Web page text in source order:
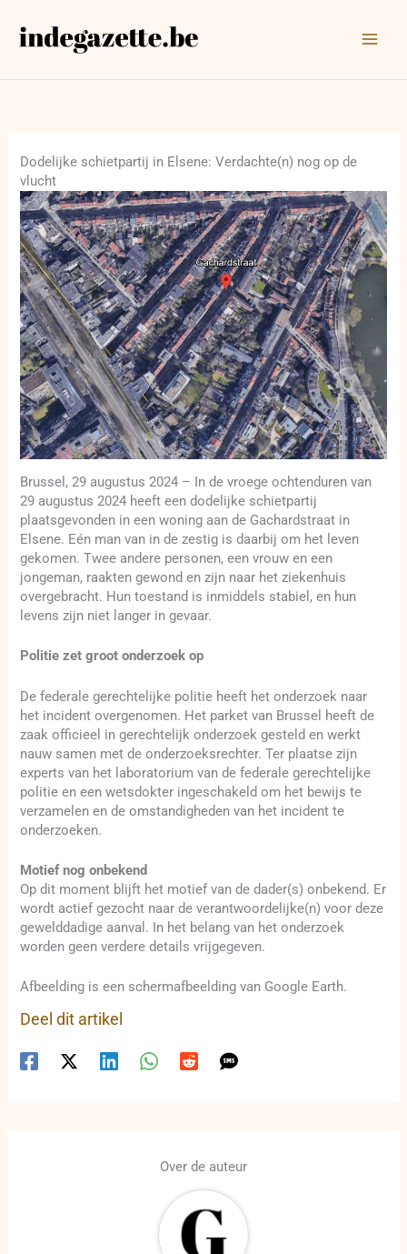
naar
Dodelijke schietpartij in Elsene: Verdachte(n) nog op de
vlucht
Brussel, 29 augustus 2024 – In de vroege ochtenduren van
29 augustus 2024 heeft een dodelijke schietpartij
plaatsgevonden in een woning aan de Gachardstraat in
Elsene. Eén man van in de zestig is daarbij om het leven
gekomen. Twee andere personen, een vrouw en een
jongeman, raakten gewond en zijn naar het ziekenhuis
overgebracht. Hun toestand is inmiddels stabiel, en hun
levens zijn niet langer in gevaar.
Politie zet groot onderzoek op
De federale gerechtelijke politie heeft het onderzoek naar
het incident overgenomen. Het parket van Brussel heeft de
zaak officieel in gerechtelijk onderzoek gesteld en werkt
nauw samen met de onderzoeksrechter. Ter plaatse zijn
experts van het laboratorium van de federale gerechtelijke
politie en een wetsdokter ingeschakeld om het bewijs te
verzamelen en de omstandigheden van het incident te
onderzoeken.
Motief nog onbekend
Op dit moment blijft het motief van de dader(s) onbekend. Er
wordt actief gezocht naar de verantwoordelijke(n) voor deze
gewelddadige aanval. In het belang van het onderzoek
worden geen verdere details vrijgegeven.
Afbeelding is een schermafbeelding van Google Earth.
Deel dit artikel
Over de auteur